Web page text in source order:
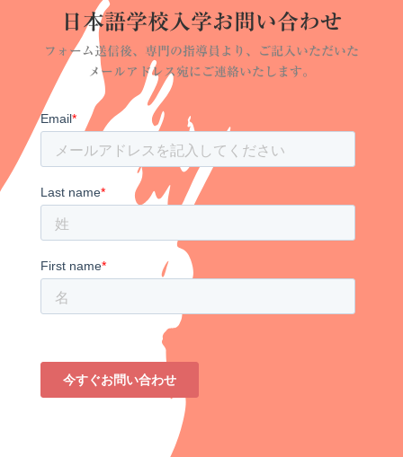
日本語学校入学お問い合わせ
フォーム送信後、専門の指導員より、ご記入いただいた
メールアドレス宛にご連絡いたします。